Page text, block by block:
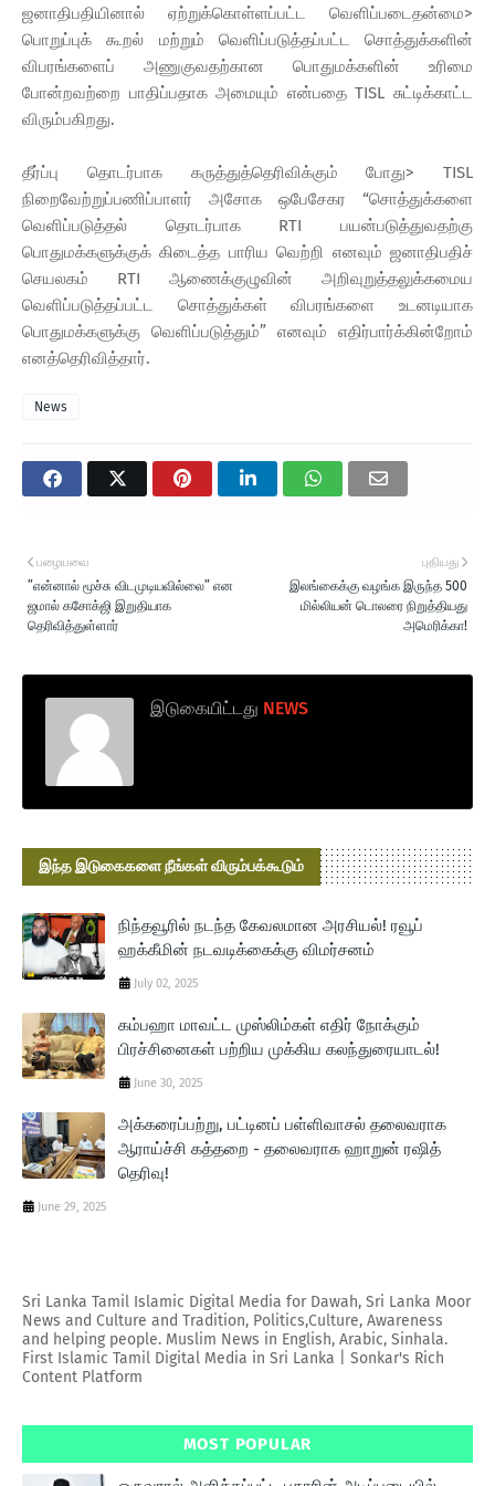
ஜனாதிபதியினால் ஏற்றுக்கொள்ளப்பட்ட வெளிப்படைதன்மை>
பொறுப்புக் கூறல் மற்றும் வெளிப்படுத்தப்பட்ட சொத்துக்களின்
விபரங்களைப் அணுகுவதற்கான பொதுமக்களின் உரிமை
போன்றவற்றை பாதிப்பதாக அமையும் என்பதை TISL சுட்டிக்காட்ட
விரும்பகிறது.
தீர்ப்பு தொடர்பாக கருத்துத்தெரிவிக்கும் போது> TISL
நிறைவேற்றுப்பணிப்பாளர் அசோக ஒபேசேகர “சொத்துக்களை
வெளிப்படுத்தல் தொடர்பாக RTI பயன்படுத்துவதற்கு
பொதுமக்களுக்குக் கிடைத்த பாரிய வெற்றி எனவும் ஜனாதிபதிச்
செயலகம் RTI ஆணைக்குழுவின் அறிவுறுத்தலுக்கமைய
வெளிப்படுத்தப்பட்ட சொத்துக்கள் விபரங்களை உடனடியாக
பொதுமக்களுக்கு வெளிப்படுத்தும்” எனவும் எதிர்பார்க்கின்றோம்
எனத்தெரிவித்தார்.
News
புதியது
இலங்கைக்கு வழங்க இருந்த 500
மில்லியன் டொலரை நிறுத்தியது
அமெரிக்கா!
பழையவை
”என்னால் மூச்சு விடமுடியவில்லை” என
ஜமால் கசோக்ஜி இறுதியாக
தெரிவித்துள்ளார்
இடுகையிட்டது NEWS
இந்த இடுகைகளை நீங்கள் விரும்பக்கூடும்
நிந்தவூரில் நடந்த கேவலமான அரசியல்! ரவூப்
ஹக்கீமின் நடவடிக்கைக்கு விமர்சனம்
July 02, 2025
கம்பஹா மாவட்ட முஸ்லிம்கள் எதிர் நோக்கும்
பிரச்சினைகள் பற்றிய முக்கிய கலந்துரையாடல்!
June 30, 2025
அக்கரைப்பற்று, பட்டினப் பள்ளிவாசல் தலைவராக
ஆராய்ச்சி கத்தறை - தலைவராக ஹாறுன் ரஷித்
தெரிவு!
June 29, 2025
Sri Lanka Tamil Islamic Digital Media for Dawah, Sri Lanka Moor
News and Culture and Tradition, Politics,Culture, Awareness
and helping people. Muslim News in English, Arabic, Sinhala.
First Islamic Tamil Digital Media in Sri Lanka | Sonkar's Rich
Content Platform
MOST POPULAR